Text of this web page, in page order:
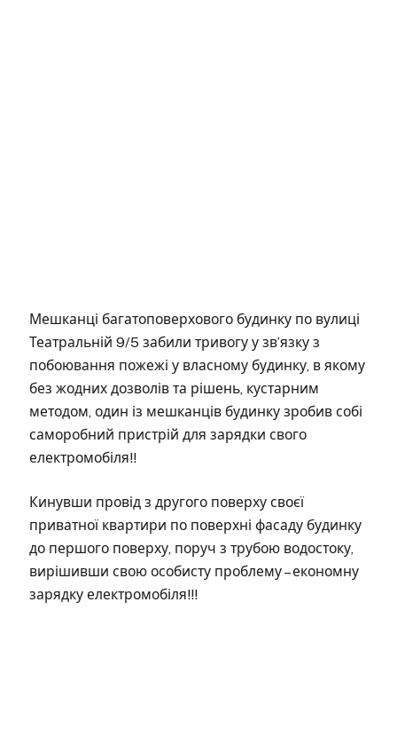
Мешканці багатоповерхового будинку по вулиці
Театральній 9/5 забили тривогу у зв’язку з
побоювання пожежі у власному будинку, в якому
без жодних дозволів та рішень, кустарним
методом, один із мешканців будинку зробив собі
саморобний пристрій для зарядки свого
електромобіля!!
Кинувши провід з другого поверху своєї
приватної квартири по поверхні фасаду будинку
до першого поверху, поруч з трубою водостоку,
вирішивши свою особисту проблему – економну
зарядку електромобіля!!!